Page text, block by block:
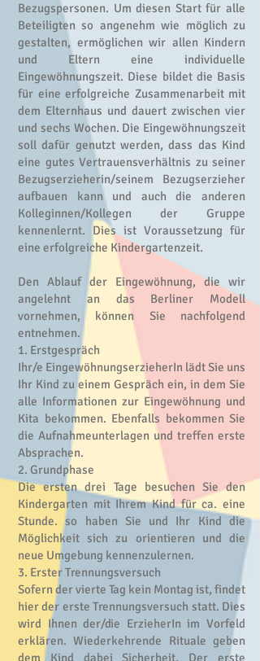
Bezugspersonen. Um diesen Start für alle
Beteiligten so angenehm wie möglich zu
gestalten, ermöglichen wir allen Kindern
und Eltern eine individuelle
Eingewöhnungszeit. Diese bildet die Basis
für eine erfolgreiche Zusammenarbeit mit
dem Elternhaus und dauert zwischen vier
und sechs Wochen. Die Eingewöhnungszeit
soll dafür genutzt werden, dass das Kind
eine gutes Vertrauensverhältnis zu seiner
Bezugserzieherin/seinem Bezugserzieher
aufbauen kann und auch die anderen
Kolleginnen/Kollegen der Gruppe
kennenlernt. Dies ist Voraussetzung für
eine erfolgreiche Kindergartenzeit.
Den Ablauf der Eingewöhnung, die wir
angelehnt an das Berliner Modell
vornehmen, können Sie nachfolgend
entnehmen.
1. Erstgespräch
Ihr/e EingewöhnungserzieherIn lädt Sie uns
Ihr Kind zu einem Gespräch ein, in dem Sie
alle Informationen zur Eingewöhnung und
Kita bekommen. Ebenfalls bekommen Sie
die Aufnahmeunterlagen und treffen erste
Absprachen.
2. Grundphase
Die ersten drei Tage besuchen Sie den
Kindergarten mit Ihrem Kind für ca. eine
Stunde. so haben Sie und Ihr Kind die
Möglichkeit sich zu orientieren und die
neue Umgebung kennenzulernen.
3. Erster Trennungsversuch
Sofern der vierte Tag kein Montag ist, findet
hier der erste Trennungsversuch statt. Dies
wird Ihnen der/die ErzieherIn im Vorfeld
erklären. Wiederkehrende Rituale geben
dem Kind dabei Sicherheit. Der erste